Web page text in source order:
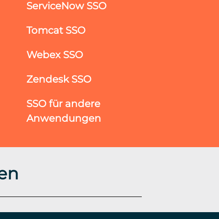
ServiceNow SSO
Tomcat SSO
Webex SSO
Zendesk SSO
SSO für andere
Anwendungen